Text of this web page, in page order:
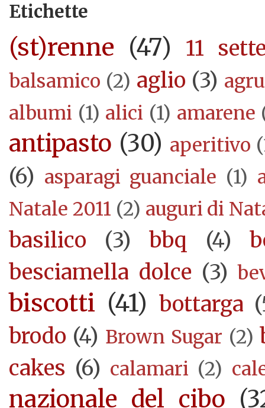
Etichette
(st)renne (47) 11
balsamico (2) aglio (3)
albumi (1) alici (1) amarene
antipasto (30) aperitivo
(6) asparagi guanciale (1)
Natale 2011 (2) auguri di
basilico (3) bbq (4)
besciamella dolce (3)
biscotti (41) bottarga
brodo (4) Brown Sugar (2)
cakes (6) calamari (2)
nazionale del cibo